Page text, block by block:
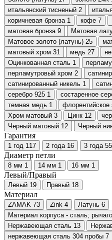
итальянский тисненый 2
коричневая бронза 1 кофе 7
матовая бронза 9 Матовая
Матовое золото (латунь) 25
матовый хром 31 медь 27
Оцинкованная сталь 1
перламутровый хром 2
сатинированный никель 1
серебро 925 1 состаренное
темная медь 1 флорентийское
Хром матовый 3 Цинк 12
Черный матовый 12 Черный
Гарантия
1 год 117 2 года 16 3 года 55
Диаметр петли
8 мм 1 14 мм 1 16 мм 1
Левый/Правый
Левый 19 Правый 18
Материал
ZAMAK 73 Zink 4 Латунь 6
Материал корпуса - сталь;
Нержавеющая сталь 13
нержавеющая сталь 304 пробы 7